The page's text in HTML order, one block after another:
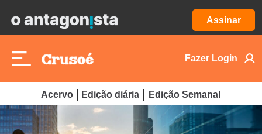
Assinar
Fazer Login
Acervo Edição diária Edição Semanal